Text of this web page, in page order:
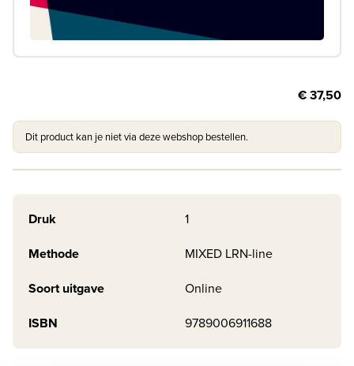
€ 37,50
Dit product kan je niet via deze webshop bestellen.
Druk
1
Methode
MIXED LRN-line
Soort uitgave
Online
ISBN
9789006911688